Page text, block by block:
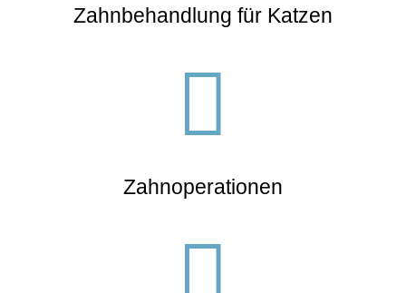
Zahnbehandlung für Katzen

Zahnoperationen